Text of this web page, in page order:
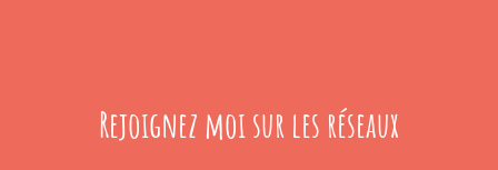
Rejoignez moi sur les réseaux